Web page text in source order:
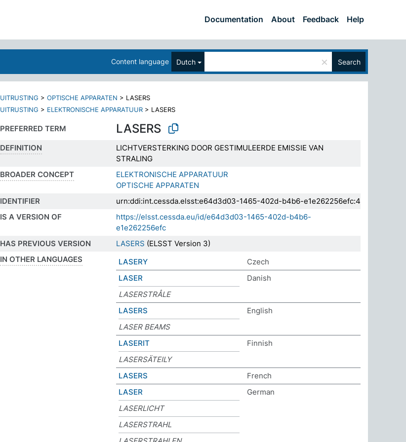
Documentation About Feedback Help
Content language Dutch × Search
UITRUSTING > OPTISCHE APPARATEN > LASERS
UITRUSTING > ELEKTRONISCHE APPARATUUR > LASERS
PREFERRED TERM LASERS
DEFINITION
LICHTVERSTERKING DOOR GESTIMULEERDE EMISSIE VAN
STRALING
BROADER CONCEPT
ELEKTRONISCHE APPARATUUR
OPTISCHE APPARATEN
IDENTIFIER
urn:ddi:int.cessda.elsst:e64d3d03-1465-402d-b4b6-e1e262256efc:4
IS A VERSION OF
https://elsst.cessda.eu/id/e64d3d03-1465-402d-b4b6-
e1e262256efc
HAS PREVIOUS VERSION
LASERS (ELSST Version 3)
IN OTHER LANGUAGES
LASERY
Czech
LASER
Danish
LASERSTRÅLE
LASERS
English
LASER BEAMS
LASERIT
Finnish
LASERSÄTEILY
LASERS
French
LASER
German
LASERLICHT
LASERSTRAHL